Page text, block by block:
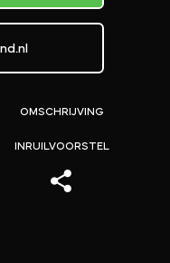
OMSCHRIJVING
INRUILVOORSTEL